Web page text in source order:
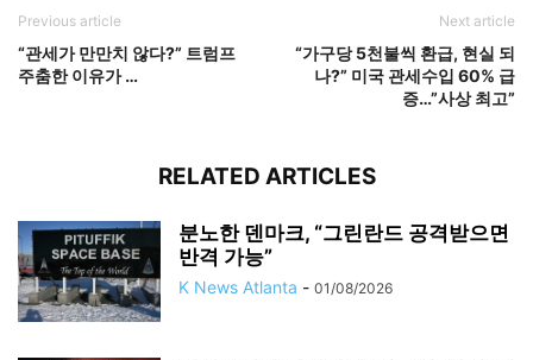
Previous article
“관세가 만만치 않다?” 트럼프
주춤한 이유가 …
Next article
“가구당 5천불씩 환급, 현실 되
나?” 미국 관세수입 60% 급
증…”사상 최고”
RELATED ARTICLES
분노한 덴마크, “그린란드 공격받으면
반격 가능”
K News Atlanta - 01/08/2026